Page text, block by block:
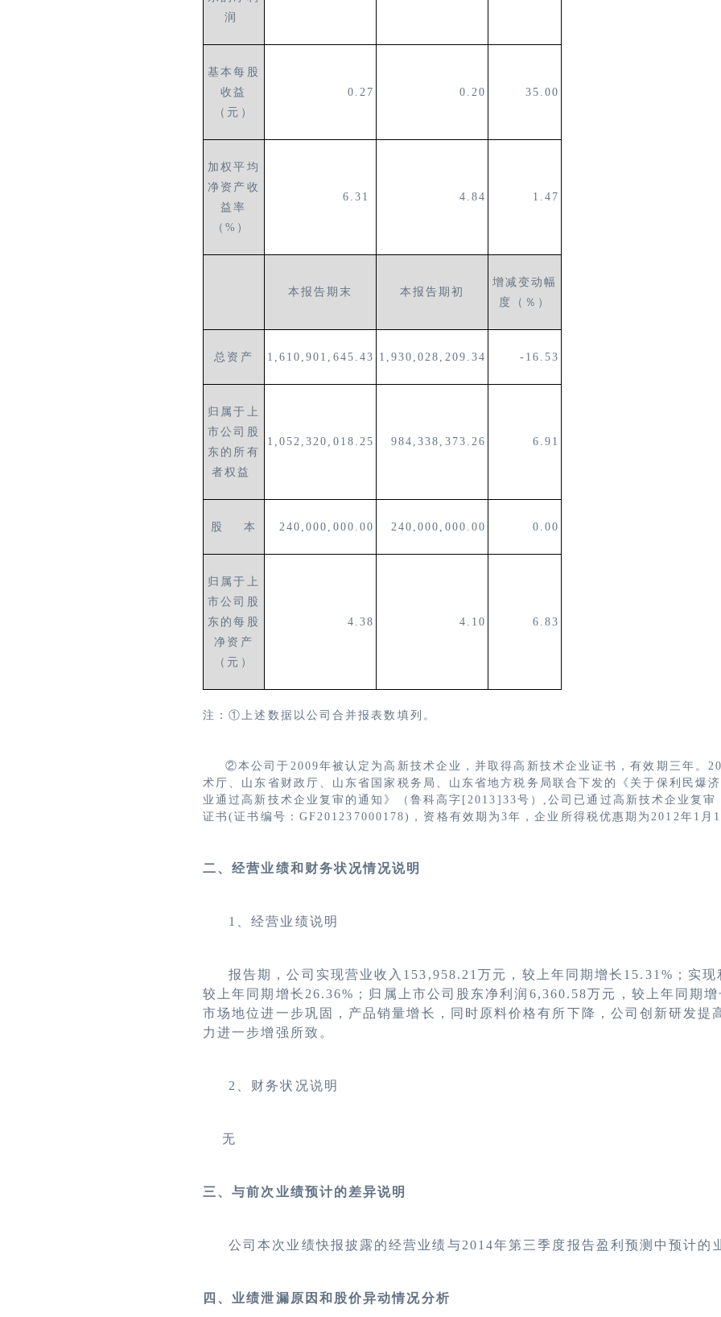
润
基本每股
收益
（元）
0.27 0.20 35.00
加权平均
净资产收
益率
（%）
6.31 4.84 1.47
本报告期末 本报告期初
增减变动幅
度（％）
总资产 1,610,901,645.43 1,930,028,209.34 -16.53
归属于上
市公司股
东的所有
者权益
1,052,320,018.25 984,338,373.26 6.91
股 本 240,000,000.00 240,000,000.00 0.00
归属于上
市公司股
东的每股
净资产
（元）
4.38 4.10 6.83
注：①上述数据以公司合并报表数填列。
②本公司于 2009年被认定为高新技术企业，并取得高新技术企业证书，有效期三年。
术厅、山东省财政厅、山东省国家税务局、山东省地方税务局联合下发的《关于保利民爆
业通过高新技术企业复审的通知》（鲁科高字[2013]33号）,公司已通过高新技术企业复
证书(证书编号：GF201237000178)，资格有效期为3年，企业所得税优惠期为2012年1月
二、经营业绩和财务状况情况说明
1、经营业绩说明
报告期，公司实现营业收入 153,958.21万元，较上年同期增长 15.31 %；实现
较上年同期增长26.36%；归属上市公司股东净利润 6,360. 58万元，较上年同期
市场地位进一步巩固，产品销量增长，同时原料价格有所下降，公司创新研发提
力进一步增强所致。
2、财务状况说明
无
三、与前次业绩预计的差异说明
公司本次业绩快报披露的经营业绩与2014年第三季度报告盈利预测中预计的
四、业绩泄漏原因和股价异动情况分析